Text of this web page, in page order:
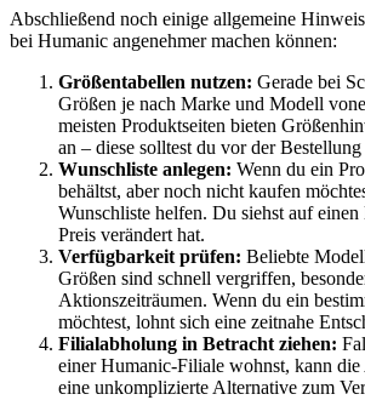
Abschließend noch einige allgemeine
bei Humanic angenehmer machen können:
Größentabellen nutzen: Gerade bei
Größen je nach Marke und Modell
meisten Produktseiten bieten
an – diese solltest du vor der
Wunschliste anlegen: Wenn du ein
behältst, aber noch nicht kaufen
Wunschliste helfen. Du siehst auf
Preis verändert hat.
Verfügbarkeit prüfen: Beliebte
Größen sind schnell vergriffen,
Aktionszeiträumen. Wenn du ein
möchtest, lohnt sich eine zeitnahe
Filialabholung in Betracht ziehen:
einer Humanic-Filiale wohnst, kann
eine unkomplizierte Alternative zum